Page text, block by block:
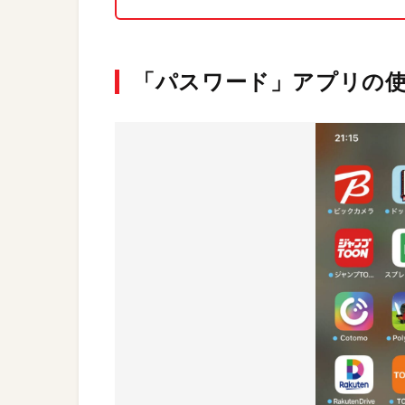
「パスワード」アプリの